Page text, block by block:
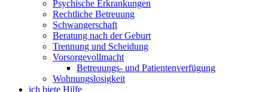
Psychische Erkrankungen
Rechtliche Betreuung
Schwangerschaft
Beratung nach der Geburt
Trennung und Scheidung
Vorsorgevollmacht
Betreuungs- und Patientenverfügung
Wohnungslosigkeit
ich biete Hilfe